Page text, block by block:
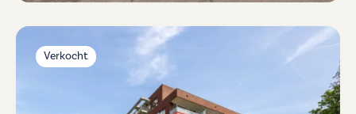
Verkocht